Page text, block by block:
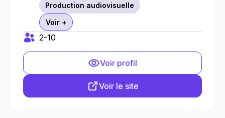
Production audiovisuelle
Voir +
2-10
Voir profil
Voir le site